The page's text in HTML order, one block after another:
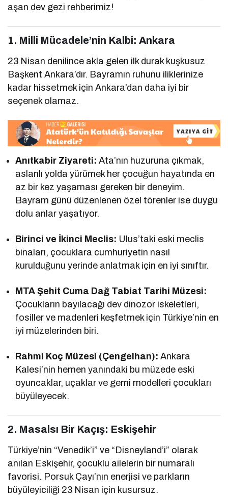
aşan dev gezi rehberimiz!
1. Milli Mücadele’nin Kalbi: Ankara
23 Nisan denilince akla gelen ilk durak kuşkusuz
Başkent Ankara’dır. Bayramın ruhunu iliklerinize
kadar hissetmek için Ankara’dan daha iyi bir
seçenek olamaz.
Anıtkabir Ziyareti: Ata’nın huzuruna çıkmak,
aslanlı yolda yürümek her çocuğun hayatında en
az bir kez yaşaması gereken bir deneyim.
Bayram günü düzenlenen özel törenler ise duygu
dolu anlar yaşatıyor.
Birinci ve İkinci Meclis: Ulus’taki eski meclis
binaları, çocuklara cumhuriyetin nasıl
kurulduğunu yerinde anlatmak için en iyi sınıftır.
MTA Şehit Cuma Dağ Tabiat Tarihi Müzesi:
Çocukların bayılacağı dev dinozor iskeletleri,
fosiller ve madenleri keşfetmek için Türkiye’nin en
iyi müzelerinden biri.
Rahmi Koç Müzesi (Çengelhan): Ankara
Kalesi’nin hemen yanındaki bu müzede eski
oyuncaklar, uçaklar ve gemi modelleri çocukları
büyüleyecek.
2. Masalsı Bir Kaçış: Eskişehir
Türkiye’nin “Venedik’i” ve “Disneyland’i” olarak
anılan Eskişehir, çocuklu ailelerin bir numaralı
favorisi. Porsuk Çayı’nın enerjisi ve parkların
büyüleyiciliği 23 Nisan için kusursuz.